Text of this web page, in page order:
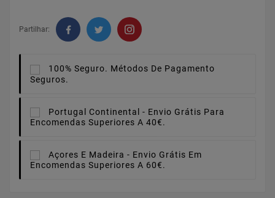
Partilhar:
100% Seguro. Métodos De Pagamento
Seguros.
Portugal Continental - Envio Grátis Para
Encomendas Superiores A 40€.
Açores E Madeira - Envio Grátis Em
Encomendas Superiores A 60€.